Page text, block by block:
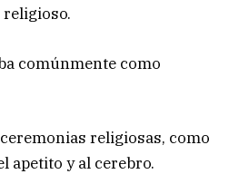
comúnmente como
religiosas, como
apetito y al cerebro.